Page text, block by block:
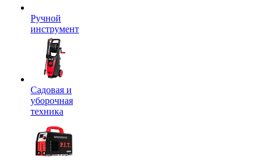
Ручной
инструмент
Садовая и
уборочная
техника